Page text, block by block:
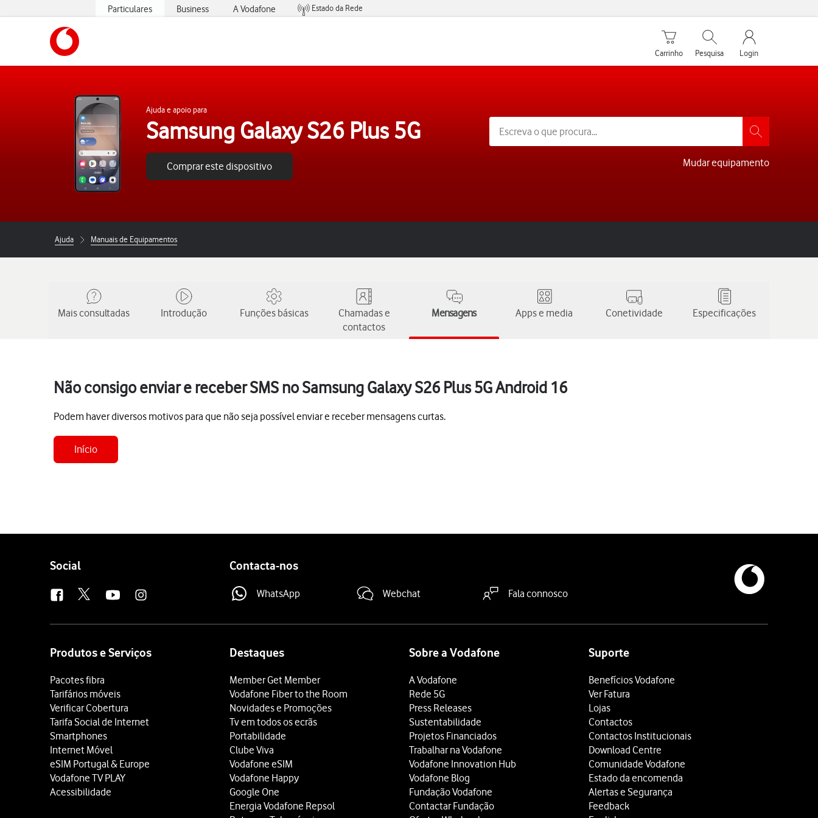
Particulares Business A Vodafone
Estado da Rede
Carrinho de compras
Carrinho
Pesquisar
Pesquisa
My Vodafone
Login
Ajuda e apoio para
Samsung Galaxy S26 Plus 5G
Comprar este dispositivo Mudar equipamento
Ajuda Manuais de Equipamentos
Mais consultadas Introdução Funções básicas
Chamadas e
contactos
Mensagens Apps e media Conetividade Especificações
Não consigo enviar e receber SMS no Samsung Galaxy S26 Plus 5G Android 16
Podem haver diversos motivos para que não seja possível enviar e receber mensagens curtas.
Início
Follow
Social Contacta-nos
WhatsApp Webchat Fala connosco
Produtos e Serviços
Pacotes fibra
Tarifários móveis
Verificar Cobertura
Tarifa Social de Internet
Smartphones
Internet Móvel
eSIM Portugal & Europe
Vodafone TV PLAY
Acessibilidade
Destaques
Member Get Member
Vodafone Fiber to the Room
Novidades e Promoções
Tv em todos os ecrãs
Portabilidade
Clube Viva
Vodafone eSIM
Vodafone Happy
Google One
Energia Vodafone Repsol
Sobre a Vodafone
A Vodafone
Rede 5G
Press Releases
Sustentabilidade
Projetos Financiados
Trabalhar na Vodafone
Vodafone Innovation Hub
Vodafone Blog
Fundação Vodafone
Contactar Fundação
Suporte
Benefícios Vodafone
Ver Fatura
Lojas
Contactos
Contactos Institucionais
Download Centre
Comunidade Vodafone
Estado da encomenda
Alertas e Segurança
Feedback